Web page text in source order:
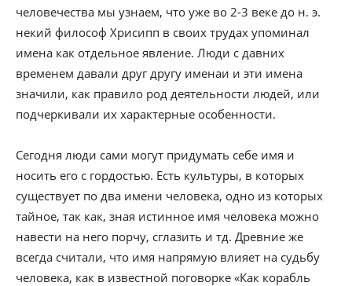
человечества мы узнаем, что уже во 2-3 веке до н. э.
некий философ Хрисипп в своих трудах упоминал
имена как отдельное явление. Люди с давних
временем давали друг другу именаи и эти имена
значили, как правило род деятельности людей, или
подчеркивали их характерные особенности.
Сегодня люди сами могут придумать себе имя и
носить его с гордостью. Есть культуры, в которых
существует по два имени человека, одно из которых
тайное, так как, зная истинное имя человека можно
навести на него порчу, сглазить и тд. Древние же
всегда считали, что имя напрямую влияет на судьбу
человека, как в известной поговорке «Как корабль